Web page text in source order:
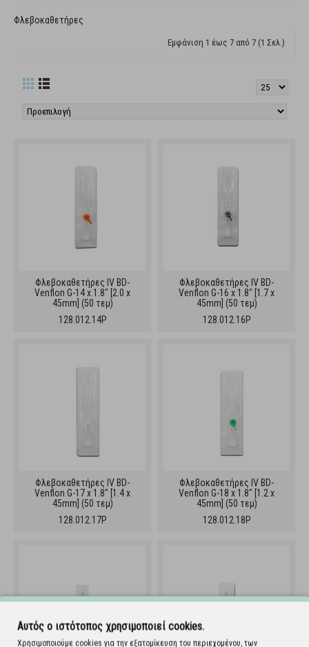
Φλεβοκαθετήρες
Εμφάνιση 1 έως 7 από 7 (1 Σελ.)
Φλεβοκαθετήρες IV BD-
Venflon G-14 x 1.8" [2.0 x
45mm] (50 τεμ)
128.012.14P
Φλεβοκαθετήρες IV BD-
Venflon G-16 x 1.8" [1.7 x
45mm] (50 τεμ)
128.012.16P
Φλεβοκαθετήρες IV BD-
Venflon G-17 x 1.8" [1.4 x
45mm] (50 τεμ)
128.012.17P
Φλεβοκαθετήρες IV BD-
Venflon G-18 x 1.8" [1.2 x
45mm] (50 τεμ)
128.012.18P
Αυτός ο ιστότοπος χρησιμοποιεί cookies.
Χρησιμοποιούμε cookies για την εξατομίκευση του περιεχομένου, των